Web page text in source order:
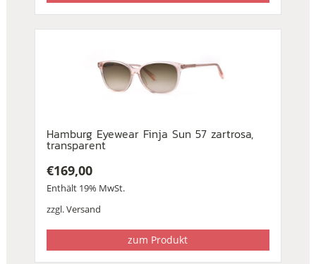
Hamburg Eyewear Finja Sun 57 zartrosa,
transparent
€169,00
Enthält 19% MwSt.
zzgl.Versand
zum Produkt